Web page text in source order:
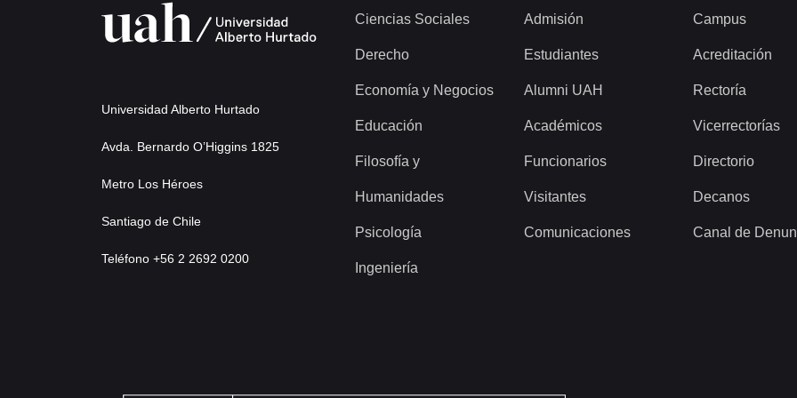
Universidad Alberto Hurtado
Avda. Bernardo O’Higgins 1825
Metro Los Héroes
Santiago de Chile
Teléfono +56 2 2692 0200
Ciencias Sociales
Derecho
Economía y Negocios
Educación
Filosofía y
Humanidades
Psicología
Ingeniería
Admisión
Estudiantes
Alumni UAH
Académicos
Funcionarios
Visitantes
Comunicaciones
Campus
Acreditación
Rectoría
Vicerrectorías
Directorio
Decanos
Canal de